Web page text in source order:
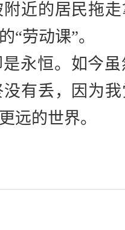
近的居民拖
“劳动课”。
永恒。 如今
有丢，因为
远的世界。